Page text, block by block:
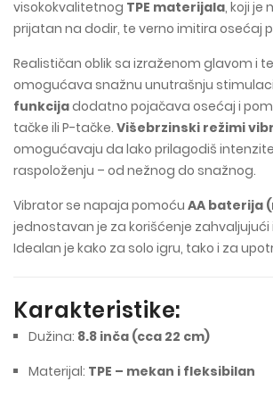
visokokvalitetnog TPE materijala, koji je
prijatan na dodir, te verno imitira osećaj
Realističan oblik sa izraženom glavom i
omogućava snažnu unutrašnju
funkcijadodatno pojačava osećaj i
tačke ili P-tačke. Višebrzinski režimi
omogućavaju da lako prilagodiš
raspoloženju – od nežnog do snažnog.
Vibrator se napaja pomoću AA baterija
jednostavan je za korišćenje zahvaljujući
Idealan je kako za solo igru, tako i za
Karakteristike:
Dužina: 8.8 inča (cca 22 cm)
Materijal: TPE – mekan i fleksibilan